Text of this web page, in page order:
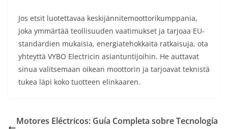
Jos etsit luotettavaa keskijännitemoottorikumppania,
joka ymmärtää teollisuuden vaatimukset ja tarjoaa EU-
standardien mukaisia, energiatehokkaita ratkaisuja, ota
yhteyttä VYBO Electricin asiantuntijoihin. He auttavat
sinua valitsemaan oikean moottorin ja tarjoavat teknistä
tukea läpi koko tuotteen elinkaaren.
Motores Eléctricos: Guía Completa sobre Tecnología